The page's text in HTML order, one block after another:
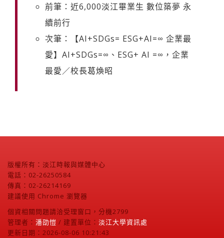
前筆：近6,000淡江畢業生 數位築夢 永
續前行
次筆：【AI+SDGs= ESG+AI=∞ 企業最
愛】AI+SDGs=∞、ESG+ AI =∞，企業
最愛／校長葛煥昭
版權所有：淡江時報與媒體中心
電話：02-26250584
傳真：02-26214169
建議使用 Chrome 瀏覽器
個資相關問題請洽受理窗口，分機2799
管理者： 潘劭愷 / 建置單位： 淡江大學資訊處
更新日期：2026-08-06 10:21:43